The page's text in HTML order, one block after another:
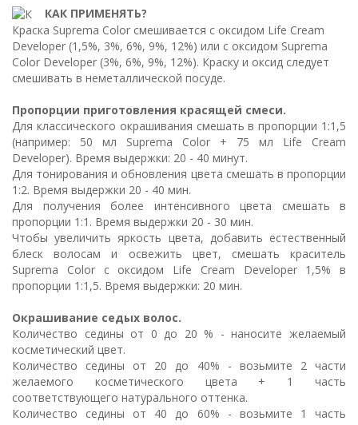
КАК ПРИМЕНЯТЬ?
Краска Suprema Color смешивается с оксидом Life Cream
Developer (1,5%, 3%, 6%, 9%, 12%) или с оксидом Suprema
Color Developer (3%, 6%, 9%, 12%). Краску и оксид следует
смешивать в неметаллической посуде.
Пропорции приготовления красящей смеси.
Для классического окрашивания смешать в пропорции 1:1,5
(например: 50 мл Suprema Color + 75 мл Life Cream
Developer). Время выдержки: 20 - 40 минут.
Для тонирования и обновления цвета смешать в пропорции
1:2. Время выдержки 20 - 40 мин.
Для получения более интенсивного цвета смешать в
пропорции 1:1. Время выдержки 20 - 30 мин.
Чтобы увеличить яркость цвета, добавить естественный
блеск волосам и освежить цвет, смешать краситель
Suprema Color с оксидом Life Cream Developer 1,5% в
пропорции 1:1,5. Время выдержки: 20 мин.
Окрашивание седых волос.
Количество седины от 0 до 20 % - наносите желаемый
косметический цвет.
Количество седины от 20 до 40% - возьмите 2 части
желаемого косметического цвета + 1 часть
соответствующего натурального оттенка.
Количество седины от 40 до 60% - возьмите 1 часть